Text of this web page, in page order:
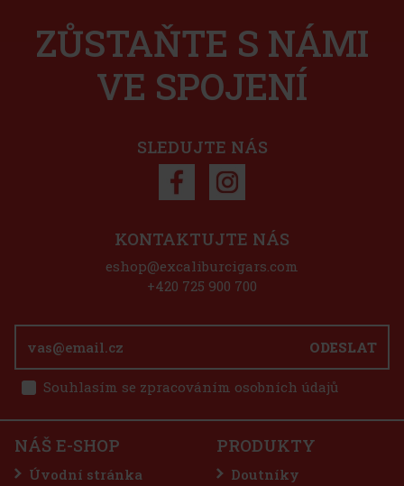
Davidoff ořezávač hnědý matný
SKLADEM(2 ks)
3 725 Kč
SKLADEM(2 ks)
SKLADEM(5 ks)
ZŮSTAŇTE S NÁMI
VE SPOJENÍ
SLEDUJTE NÁS
ODESLAT
Souhlasím se zpracováním osobních údajů
KONTAKTUJTE NÁS
eshop@excaliburcigars.com
+420 725 900 700
NÁŠ E-SHOP
Úvodní stránka
PRODUKTY
Doutníky